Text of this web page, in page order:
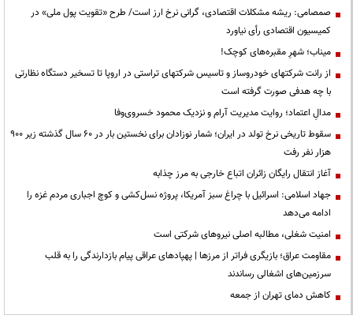
صمصامی: ریشه مشکلات اقتصادی، گرانی نرخ ارز است/ طرح «تقویت پول ملی» در
کمیسیون اقتصادی رأی نیاورد
میناب؛ شهرِ مقبره‌های کوچک!
از رانت‌ شرکتهای خودروساز و تاسیس شرکتهای تراستی در اروپا تا تسخیر دستگاه نظارتی
با چه هدفی صورت گرفته است
مدالِ اعتماد؛ روایت مدیریت آرام و نزدیک محمود خسروی‌وفا
سقوط تاریخی نرخ تولد در ایران؛ شمار نوزادان برای نخستین بار در ۶۰ سال گذشته زیر ۹۰۰
هزار نفر رفت
آغاز انتقال رایگان زائران اتباع خارجی به مرز چذابه
جهاد اسلامی: اسرائیل با چراغ سبز آمریکا، پروژه نسل‌کشی و کوچ اجباری مردم غزه را
ادامه می‌دهد
‌امنیت شغلی، مطالبه اصلی نیروهای شرکتی است
مقاومت عراق؛ بازیگری فراتر از مرزها | پهپادهای عراقی پیام بازدارندگی را به قلب
سرزمین‌های اشغالی رساندند
کاهش دمای تهران از جمعه